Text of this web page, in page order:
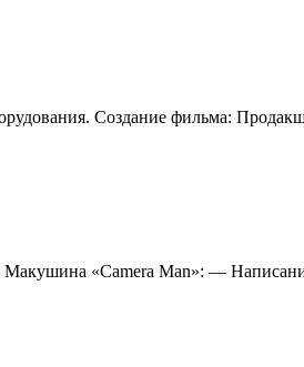
Создание фильма:
Макушина «Camera Man»: —